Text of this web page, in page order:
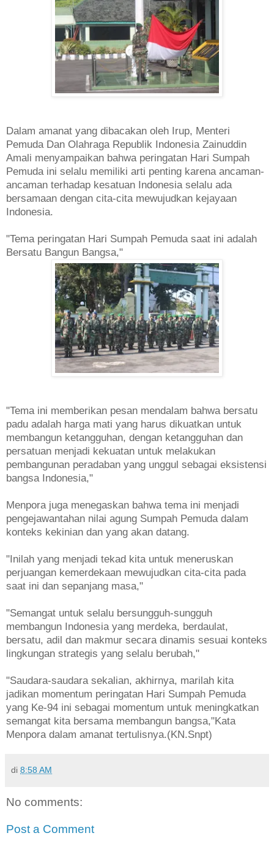
Dalam amanat yang dibacakan oleh Irup, Menteri
Pemuda Dan Olahraga Republik Indonesia Zainuddin
Amali menyampaikan bahwa peringatan Hari Sumpah
Pemuda ini selalu memiliki arti penting karena ancaman-
ancaman terhadap kesatuan Indonesia selalu ada
bersamaan dengan cita-cita mewujudkan kejayaan
Indonesia.
"Tema peringatan Hari Sumpah Pemuda saat ini adalah
Bersatu Bangun Bangsa,"
"Tema ini memberikan pesan mendalam bahwa bersatu
padu adalah harga mati yang harus dikuatkan untuk
membangun ketangguhan, dengan ketangguhan dan
persatuan menjadi kekuatan untuk melakukan
pembangunan peradaban yang unggul sebagai eksistensi
bangsa Indonesia,"
Menpora juga menegaskan bahwa tema ini menjadi
pengejawantahan nilai agung Sumpah Pemuda dalam
konteks kekinian dan yang akan datang.
"Inilah yang menjadi tekad kita untuk meneruskan
perjuangan kemerdekaan mewujudkan cita-cita pada
saat ini dan sepanjang masa,"
"Semangat untuk selalu bersungguh-sungguh
membangun Indonesia yang merdeka, berdaulat,
bersatu, adil dan makmur secara dinamis sesuai konteks
lingkungan strategis yang selalu berubah,"
"Saudara-saudara sekalian, akhirnya, marilah kita
jadikan momentum peringatan Hari Sumpah Pemuda
yang Ke-94 ini sebagai momentum untuk meningkatkan
semangat kita bersama membangun bangsa,"Kata
Menpora dalam amanat tertulisnya.(KN.Snpt)
di 8:58 AM
No comments:
Post a Comment